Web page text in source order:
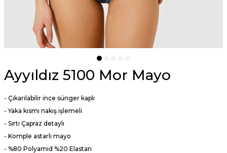
Ayyıldız 5100 Mor Mayo
- Çıkarılabilir ince sünger kaplı
- Yaka kısmı nakış işlemeli
- Sırtı Çapraz detaylı
- Komple astarlı mayo
- %80 Polyamid %20 Elastan